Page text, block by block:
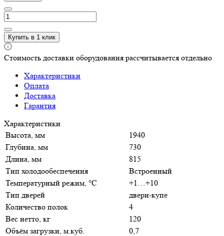
Купить в 1 клик
Стоимость доставки оборудования рассчитывается отдельно
Характеристики
Оплата
Доставка
Гарантия
Характеристики
Высота, мм
1940
Глубина, мм
730
Длина, мм
815
Тип холодообеспечения
Встроенный
Температурный режим, °C
+1…+10
Тип дверей
двери-купе
Количество полок
4
Вес нетто, кг
120
Объём загрузки, м.куб.
0,7